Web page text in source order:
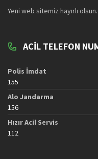
Yeni web sitemiz hayırlı olsun.
ACIL TELEFON
Polis İmdat
155
Alo Jandarma
156
Hızır Acil Servis
112